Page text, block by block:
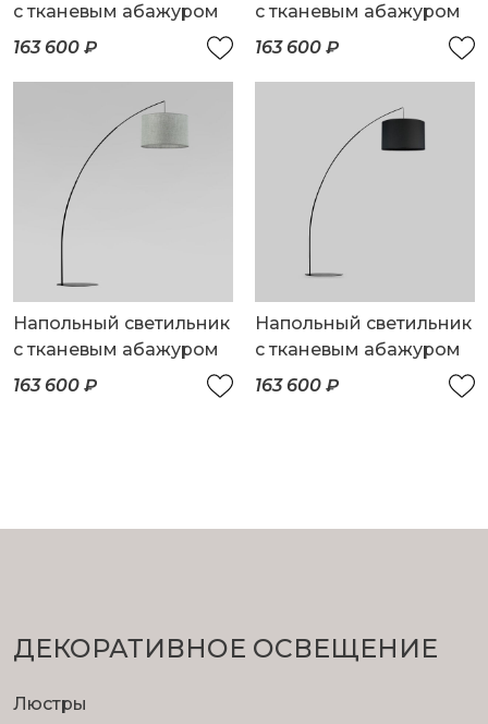
с тканевым абажуром
163 600 ₽
с тканевым абажуром
163 600 ₽
Напольный светильник
с тканевым абажуром
163 600 ₽
Напольный светильник
с тканевым абажуром
163 600 ₽
ДЕКОРАТИВНОЕ ОСВЕЩЕНИЕ
Люстры